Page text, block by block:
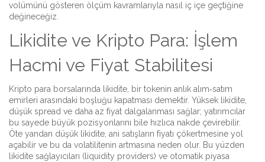
volümünü gösteren ölçüm kavramlarıyla nasıl iç içe geçtiğine
değineceğiz.
Likidite ve Kripto Para: İşlem
Hacmi ve Fiyat Stabilitesi
Kripto para borsalarında likidite, bir tokenin anlık alım‑satım
emirleri arasındaki boşluğu kapatması demektir. Yüksek likidite,
düşük spread ve daha az fiyat dalgalanması sağlar; yatırımcılar
bu sayede büyük pozisyonlarını bile hızlıca nakde çevirebilir.
Öte yandan düşük likidite, ani satışların fiyatı çökertmesine yol
açabilir ve bu da volatilitenin artmasına neden olur. Bu yüzden
likidite sağlayıcıları (liquidity providers) ve otomatik piyasa